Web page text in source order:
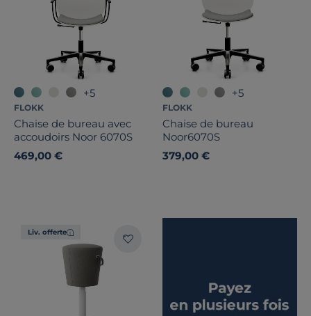
+5
FLOKK
Chaise de bureau avec
accoudoirs Noor 6070S
469,00 €
+5
FLOKK
Chaise de bureau
Noor6070S
379,00 €
Liv. offerte